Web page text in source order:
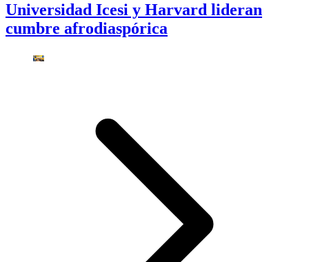
Universidad Icesi y Harvard lideran
cumbre afrodiaspórica